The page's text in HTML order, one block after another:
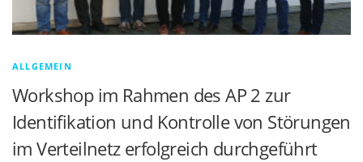
ALLGEMEIN
Workshop im Rahmen des AP 2 zur
Identifikation und Kontrolle von Störungen
im Verteilnetz erfolgreich durchgeführt